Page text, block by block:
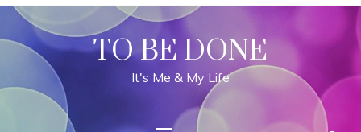
Skip
content
TO BE DONE
It's Me & My Life